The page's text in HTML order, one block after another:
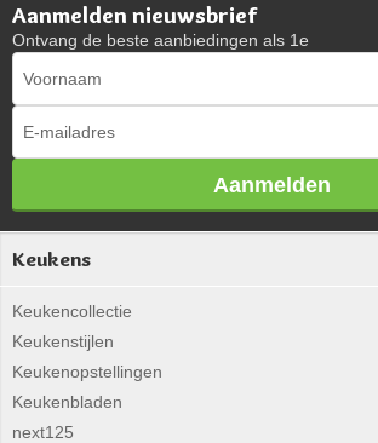
Aanmelden nieuwsbrief
Ontvang de beste aanbiedingen als 1e
Aanmelden
Keukens
Keukencollectie
Keukenstijlen
Keukenopstellingen
Keukenbladen
next125